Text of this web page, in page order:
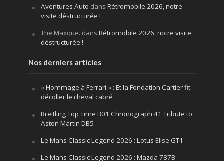
Aventures Auto dans Rétromobile 2026, notre
visite déstructurée !
The Maxque. dans Rétromobile 2026, notre visite
déstructurée !
Nos derniers articles
« Hommage à Ferrari » : Et la Fondation Cartier fit
décoller le cheval cabré
Breitling Top Time B01 Chronograph 41 Tribute to
Aston Martin DB5
Le Mans Classic Legend 2026 : Lotus Elise GT1
Le Mans Classic Legend 2026 : Mazda 787B